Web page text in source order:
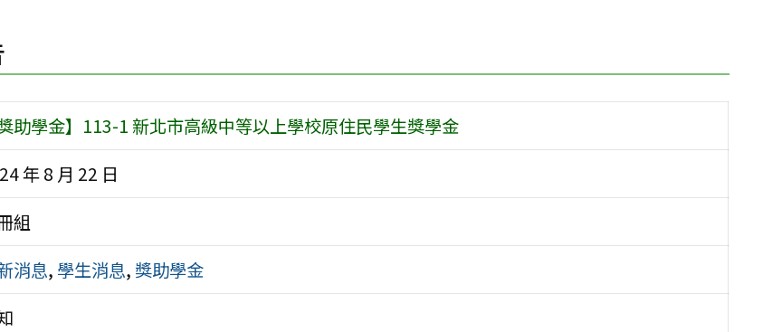
獎助學金】113-1 新北市高級中等以上學校原住民學生獎學金
年 8 月 22 日
組
消息, 學生消息, 獎助學金